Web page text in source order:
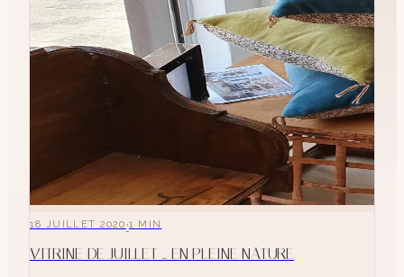
18 JUILLET 2020·1 MIN
VITRINE DE JUILLET ... EN PLEINE NATURE